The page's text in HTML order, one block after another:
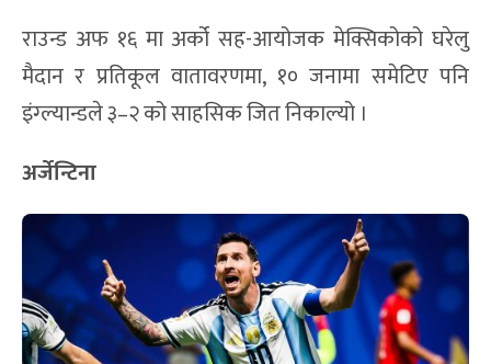
राउन्ड अफ १६ मा अर्को सह-आयोजक मेक्सिकोको घरेलु
मैदान र प्रतिकूल वातावरणमा, १० जनामा समेटिए पनि
इंग्ल्यान्डले ३–२ को साहसिक जित निकाल्यो ।
अर्जेन्टिना